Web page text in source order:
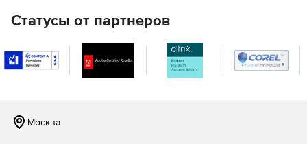
Автоматический перенос прав доступа (ACL) для
файлов, каталогов и общих папок.
Миграция клиентских станций в новый домен при
Статусы от партнеров
Москва